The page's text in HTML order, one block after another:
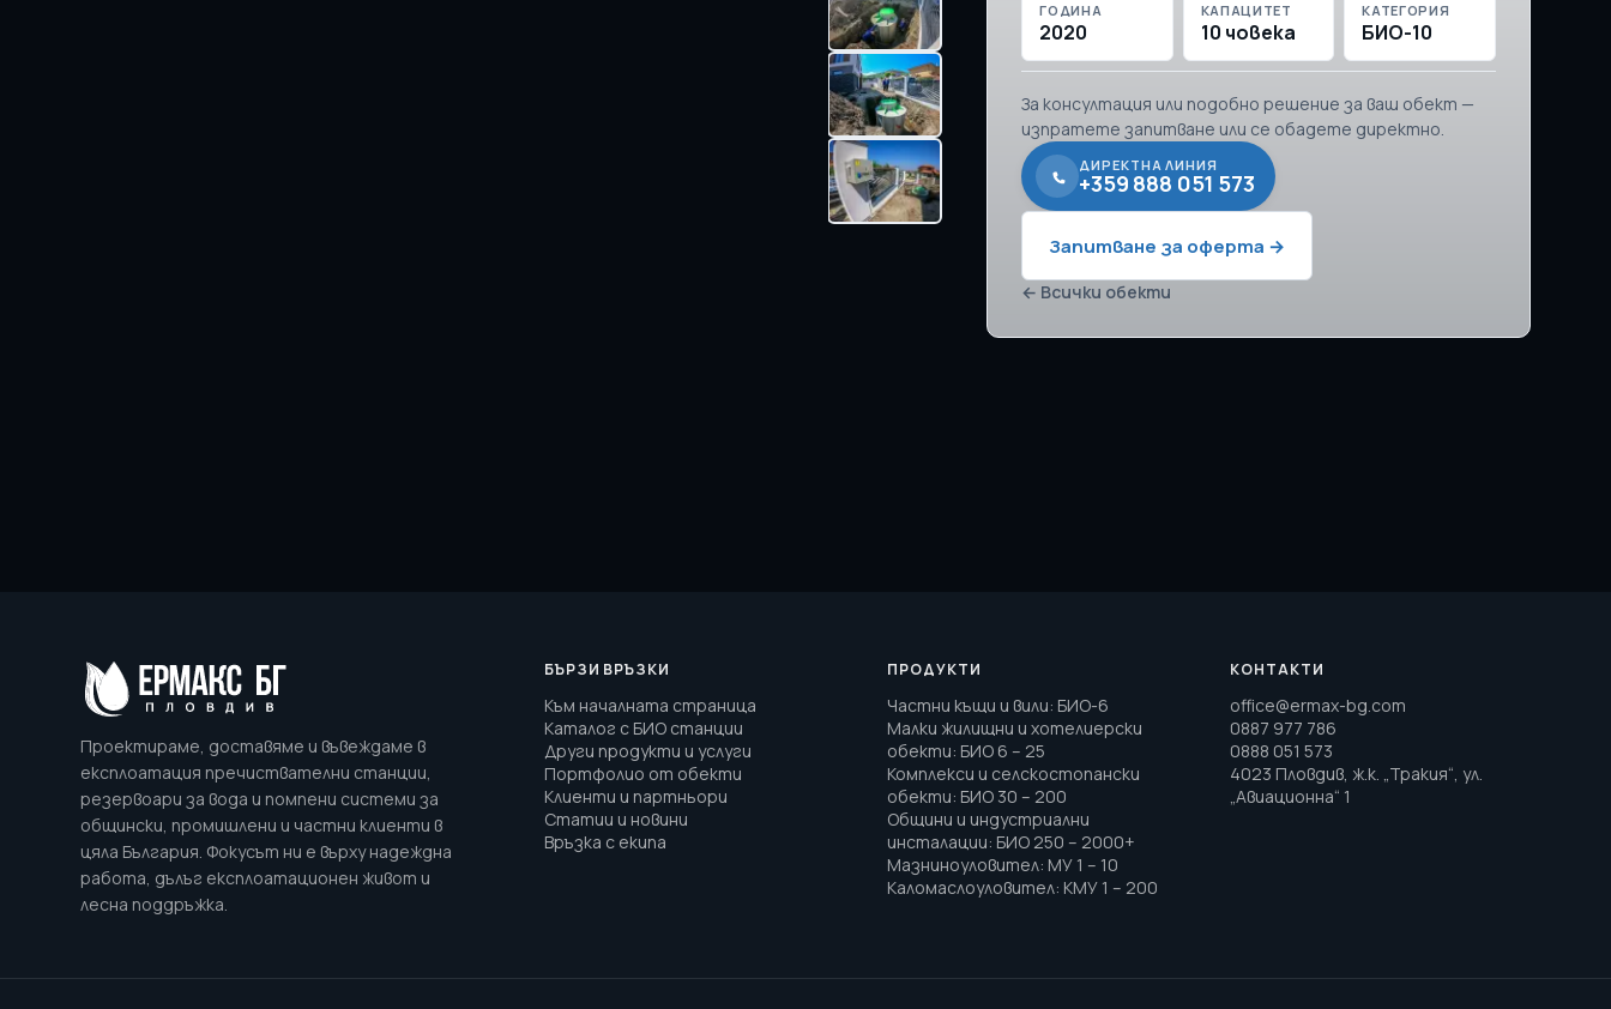
ГОДИНА
2020
КАПАЦИТЕТ
10 човека
КАТЕГОРИЯ
БИО-10
За консултация или подобно решение за ваш обект —
изпратете запитване или се обадете директно.
ДИРЕКТНА ЛИНИЯ
+359 888 051 573
Запитване за оферта →
← Всички обекти
Проектираме, доставяме и въвеждаме в
експлоатация пречиствателни станции,
резервоари за вода и помпени системи за
общински, промишлени и частни клиенти в
цяла България. Фокусът ни е върху надеждна
работа, дълъг експлоатационен живот и
лесна поддръжка.
БЪРЗИ ВРЪЗКИ
Към началната страница
Каталог с БИО станции
Други продукти и услуги
Портфолио от обекти
Клиенти и партньори
Статии и новини
Връзка с екипа
ПРОДУКТИ
Частни къщи и вили: БИО-6
Малки жилищни и хотелиерски
обекти: БИО 6 – 25
Комплекси и селскостопански
обекти: БИО 30 – 200
Общини и индустриални
инсталации: БИО 250 – 2000+
Мазниноуловител: МУ 1 – 10
Каломаслоуловител: КМУ 1 – 200
КОНТАКТИ
office@ermax-bg.com
0887 977 786
0888 051 573
4023 Пловдив, ж.к. „Тракия“, ул.
„Авиационна“ 1